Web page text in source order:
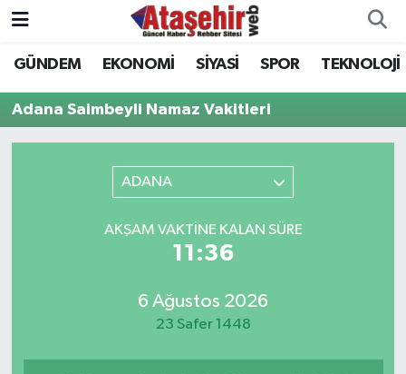
GÜNDEM EKONOMİ SİYASİ SPOR TEKNOLOJİ
Adana Saimbeyli Namaz Vakitleri
ADANA
AKŞAM VAKTINE KALAN SÜRE
11:36
6 Ağustos 2026
23 Safer 1448
Hava Durumu
Trafik Durumu
Son Dakika Haberleri